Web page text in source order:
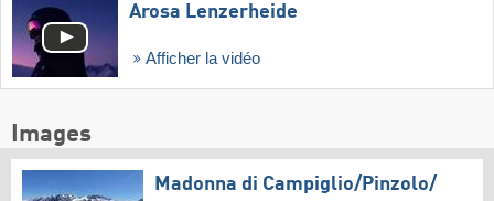
Arosa Lenzerheide
Afficher la vidéo
Images
Madonna di Campiglio/​Pinzolo/​